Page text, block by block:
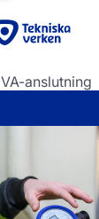
VA-anslutning